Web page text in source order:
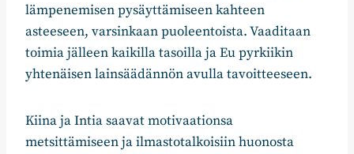
lämpenemisen pysäyttämiseen kahteen
asteeseen, varsinkaan puoleentoista. Vaaditaan
toimia jälleen kaikilla tasoilla ja Eu pyrkiikin
yhtenäisen lainsäädännön avulla tavoitteeseen.
Kiina ja Intia saavat motivaationsa
metsittämiseen ja ilmastotalkoisiin huonosta